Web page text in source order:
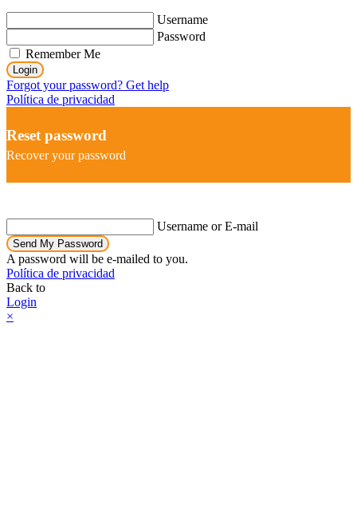
Username
Password
Remember Me
Login
Forgot your password? Get help
Política de privacidad
Reset password
Recover your password
Username or E-mail
Send My Password
A password will be e-mailed to you.
Política de privacidad
Back to
Login
×